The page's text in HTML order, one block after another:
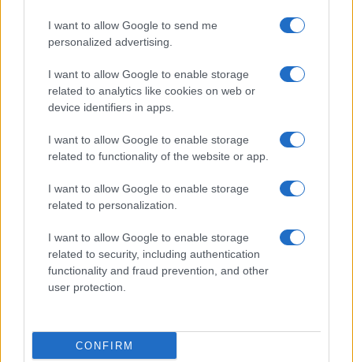
I want to allow Google to send me
personalized advertising.
I want to allow Google to enable storage
related to analytics like cookies on web or
device identifiers in apps.
I want to allow Google to enable storage
related to functionality of the website or app.
I want to allow Google to enable storage
related to personalization.
I want to allow Google to enable storage
related to security, including authentication
functionality and fraud prevention, and other
user protection.
CONFIRM
Η Chery επενδύει 75 εκατ. δολάρια στην KG Mobility
Το FIAT 500 Hybrid τώρα
από 18.990 ευρώ
18η συνεχόμενη χρονιά για
δεικτών FTSE4Good
Alpha Bank: Για πρώτη φορά το Αρχαίο Θέατρο Επιδαύρου